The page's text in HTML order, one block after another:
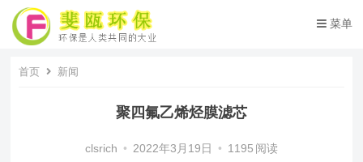
菜单
首页 新闻
聚四氟乙烯烃膜滤芯
clsrich • 2022年3月19日 • 1195 阅读